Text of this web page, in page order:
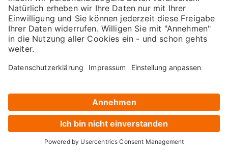
Weitere Einzelheiten zum Thema Influencer-
Marketing und welche Erfahrungen andere B2B
Unternehmen damit gemacht haben, erfährst du
hier.
Dass SEO ein fortwährender Prozess und keine
einmalige Aufgabe ist, weißt du. Und trotzdem
wirst du schnell nervös, wenn du zu einer